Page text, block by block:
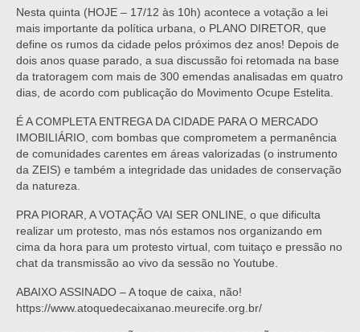
Nesta quinta (HOJE – 17/12 às 10h) acontece a votação a lei
mais importante da política urbana, o PLANO DIRETOR, que
define os rumos da cidade pelos próximos dez anos! Depois de
dois anos quase parado, a sua discussão foi retomada na base
da tratoragem com mais de 300 emendas analisadas em quatro
dias, de acordo com publicação do Movimento Ocupe Estelita.
É A COMPLETA ENTREGA DA CIDADE PARA O MERCADO
IMOBILIÁRIO, com bombas que comprometem a permanência
de comunidades carentes em áreas valorizadas (o instrumento
da ZEIS) e também a integridade das unidades de conservação
da natureza.
PRA PIORAR, A VOTAÇÃO VAI SER ONLINE, o que dificulta
realizar um protesto, mas nós estamos nos organizando em
cima da hora para um protesto virtual, com tuitaço e pressão no
chat da transmissão ao vivo da sessão no Youtube.
ABAIXO ASSINADO – A toque de caixa, não!
https://www.atoquedecaixanao.meurecife.org.br/